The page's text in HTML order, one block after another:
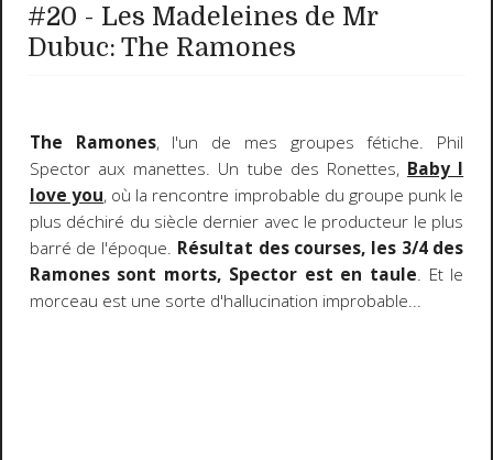
#20 - Les Madeleines de Mr
Dubuc: The Ramones
The Ramones, l'un de mes groupes fétiche. Phil
Spector aux manettes. Un tube des Ronettes, Baby I
love you, où la rencontre improbable du groupe punk le
plus déchiré du siècle dernier avec le producteur le plus
barré de l'époque. Résultat des courses, les 3/4 des
Ramones sont morts, Spector est en taule. Et le
morceau est une sorte d'hallucination improbable...